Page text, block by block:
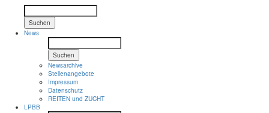
Suchen
News
Suchen
Newsarchive
Stellenangebote
Impressum
Datenschutz
REITEN und ZUCHT
LPBB